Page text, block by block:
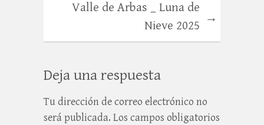
Valle de Arbas _ Luna de
Nieve 2025
→
Deja una respuesta
Tu dirección de correo electrónico no
será publicada. Los campos obligatorios